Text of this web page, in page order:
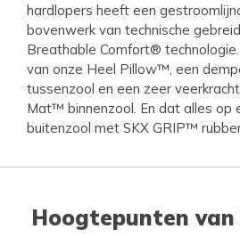
hardlopers heeft een
bovenwerk van technische
Breathable Comfort®
van onze Heel Pillow™, een
tussenzool en een zeer
Mat™ binnenzool. En dat alles op
buitenzool met SKX GRIP™
Hoogtepunten